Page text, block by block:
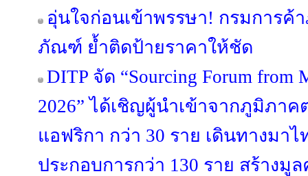
อุ่นใจก่อนเข้าพรรษา! กรมการค้
ภัณฑ์ ย้ำติดป้ายราคาให้ชัด
DITP จัด “Sourcing Forum from
2026” ได้เชิญผู้นำเข้าจากภูมิภาค
แอฟริกา กว่า 30 ราย เดินทางมา
ประกอบการกว่า 130 ราย สร้างมู